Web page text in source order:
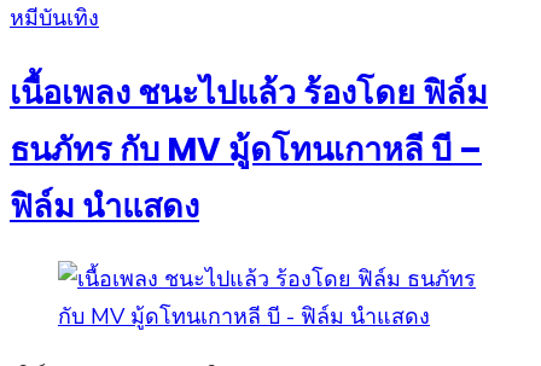
Posted
หมีบันเทิง
เนื้อเพลง ชนะไปแล้ว ร้องโดย ฟิล์ม
ธนภัทร กับ MV มู้ดโทนเกาหลี บี –
ฟิล์ม นำแสดง